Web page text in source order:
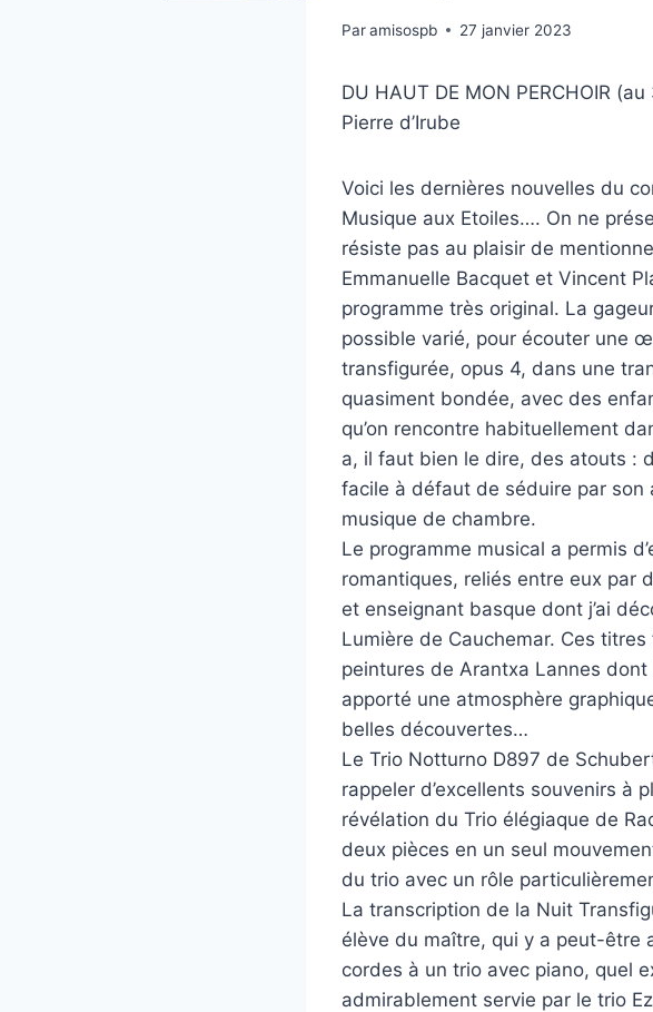
Paramisospb 27 janvier 2023
DU HAUT DE MON PERCHOIR (au
Pierre d’Irube
Voici les dernières nouvelles du
Musique aux Etoiles…. On ne
résiste pas au plaisir de
Emmanuelle Bacquet et Vincent
programme très original. La
possible varié, pour écouter une
transfigurée, opus 4, dans une
quasiment bondée, avec des
qu’on rencontre habituellement
a, il faut bien le dire, des atouts :
facile à défaut de séduire par son
musique de chambre.
Le programme musical a permis
romantiques, reliés entre eux par
et enseignant basque dont j’ai
Lumière de Cauchemar. Ces
peintures de Arantxa Lannes
apporté une atmosphère
belles découvertes…
Le Trio Notturno D897 de
rappeler d’excellents souvenirs à
révélation du Trio élégiaque de
deux pièces en un seul
du trio avec un rôle
La transcription de la Nuit
élève du maître, qui y a peut-être
cordes à un trio avec piano, quel
admirablement servie par le trio